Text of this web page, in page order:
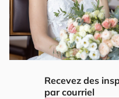
Recevez des
par courriel